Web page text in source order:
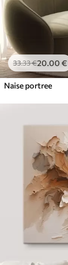
33.33€20.00 €
Naise portree